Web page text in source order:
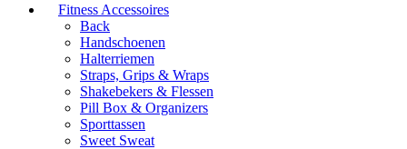
Fitness Accessoires
Back
Handschoenen
Halterriemen
Straps, Grips & Wraps
Shakebekers & Flessen
Pill Box & Organizers
Sporttassen
Sweet Sweat